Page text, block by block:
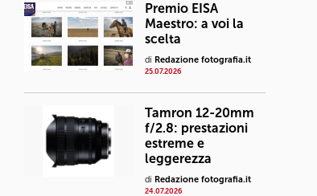
Premio EISA
Maestro: a voi la
scelta
di Redazione fotografia.it
25.07.2026
Tamron 12-20mm
f/2.8: prestazioni
estreme e
leggerezza
di Redazione fotografia.it
24.07.2026